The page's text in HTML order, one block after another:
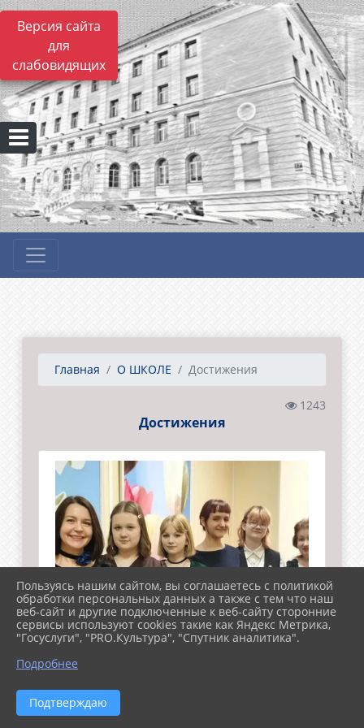
Версия сайта
для
слабовидящих
Главная О ШКОЛЕ Достижения
1243
Достижения
Пользуясь нашим сайтом, вы соглашаетесь с политикой
обработки персональных данных а также с тем что наш
веб-сайт и другие подключенные к веб-сайту сторонние
сервисы используют cookies такие как Яндекс Метрика,
"Госуслуги", "PRO.Культура", "Спутник аналитика".
Подробнее
Подтверждаю